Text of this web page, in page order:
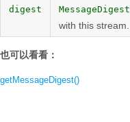
digest MessageDigest
with this stream.
也可以看看：
getMessageDigest()